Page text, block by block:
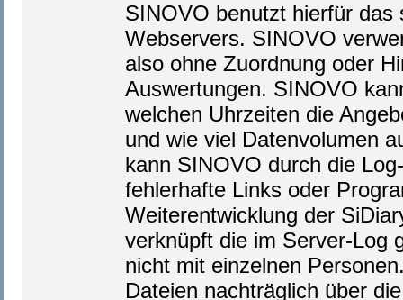
SINOVO benutzt hierfür
Webservers. SINOVO
also ohne Zuordnung oder
Auswertungen. SINOVO
welchen Uhrzeiten die
und wie viel Datenvolumen
kann SINOVO durch die
fehlerhafte Links oder
Weiterentwicklung der
verknüpft die im Server-Log
nicht mit einzelnen
Dateien nachträglich über